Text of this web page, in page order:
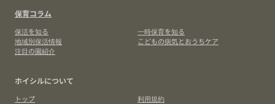
保育コラム
保活を知る
一時保育を知る
地域別保活情報
こどもの病気とおうちケア
注目の園紹介
ホイシルについて
トップ
利用規約